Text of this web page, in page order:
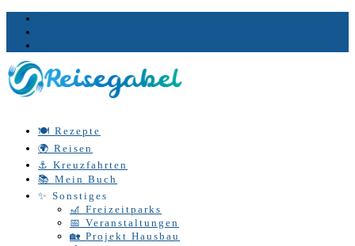
🍽️ Rezepte
🌍 Reisen
⚓ Kreuzfahrten
📚 Mein Buch
✨ Sonstiges
🎢 Freizeitparks
📅 Veranstaltungen
🏡 Projekt Hausbau